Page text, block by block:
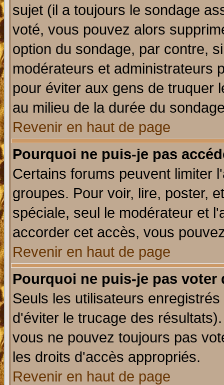
sujet (il a toujours le sondage
voté, vous pouvez alors
option du sondage, par contre,
modérateurs et administrateurs
pour éviter aux gens de truquer
au milieu de la durée du
Revenir en haut de page
Pourquoi ne puis-je pas
Certains forums peuvent limiter
groupes. Pour voir, lire, poster,
spéciale, seul le modérateur et
accorder cet accès, vous
Revenir en haut de page
Pourquoi ne puis-je pas voter
Seuls les utilisateurs
d'éviter le trucage des
vous ne pouvez toujours pas
les droits d'accès appropriés.
Revenir en haut de page